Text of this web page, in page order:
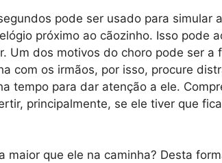
pode ser usado para simular
próximo ao cãozinho. Isso pode
Um dos motivos do choro pode ser a
com os irmãos, por isso, procure
tempo para dar atenção a ele.
principalmente, se ele tiver que
maior que ele na caminha? Desta